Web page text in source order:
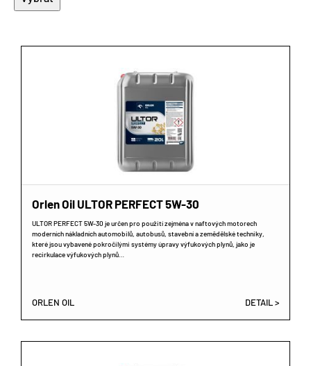
Orlen Oil ULTOR PERFECT 5W-30
ULTOR PERFECT 5W-30 je určen pro použití zejména v naftových motorech
moderních nákladních automobilů, autobusů, stavební a zemědělské techniky,
které jsou vybavené pokročilými systémy úpravy výfukových plynů, jako je
recirkulace výfukových plynů…
ORLEN OIL DETAIL >